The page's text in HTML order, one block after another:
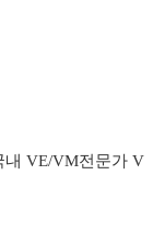
내 VE/VM전문가 V